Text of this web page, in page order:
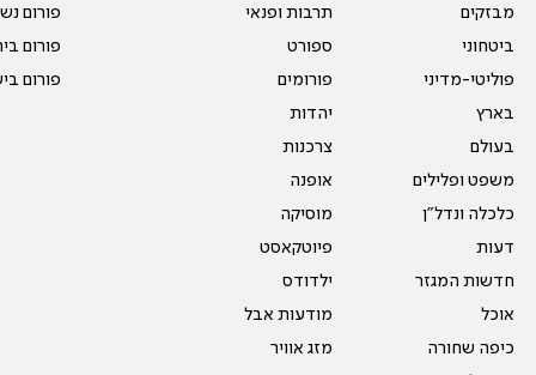
מבזקים
ביטחוני
פוליטי-מדיני
בארץ
בעולם
משפט ופלילים
כלכלה ונדל"ן
דעות
חדשות המגזר
אוכל
כיפה שחורה
תרבות ופנאי
ספורט
פורומים
יהדות
צרכנות
אופנה
מוסיקה
פיוטקאסט
ילדודס
מודעות אבל
מזג אוויר
פורום
פורום
פורום